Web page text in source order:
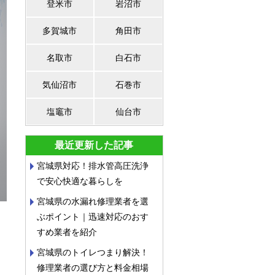
登米市 岩沼市
多賀城市 角田市
名取市 白石市
気仙沼市 石巻市
塩竈市 仙台市
最近更新した記事
宮城県対応！排水管高圧洗浄
で安心快適な暮らしを
宮城県の水漏れ修理業者を選
ぶポイント｜迅速対応のおす
すめ業者を紹介
宮城県のトイレつまり解決！
修理業者の選び方と料金相場